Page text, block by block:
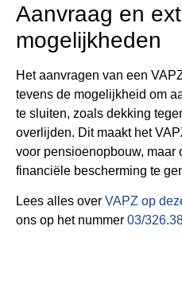
Aanvraag en
mogelijkheden
Het aanvragen van een
tevens de mogelijkheid om
te sluiten, zoals dekking
overlijden. Dit maakt het
voor pensioenopbouw, maar
financiële bescherming te
Lees alles over VAPZ op
ons op het nummer 03/